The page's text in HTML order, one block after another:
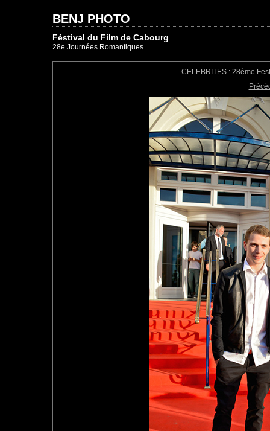
BENJ PHOTO
Féstival du Film de Cabourg
28e Journées Romantiques
CELEBRITES : 28ème